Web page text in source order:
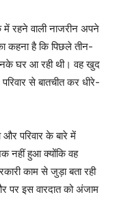
रहने वाली नाजरीन अपने
कहना है कि पिछले तीन-
उनके घर आ रही थी। वह खुद
से बातचीत कर धीरे-
परिवार के बारे में
नहीं हुआ क्योंकि वह
काम से जुड़ा बता रही
पर इस वारदात को अंजाम